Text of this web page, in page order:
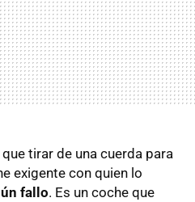
tirar de una cuerda para
exigente con quien lo
fallo. Es un coche que